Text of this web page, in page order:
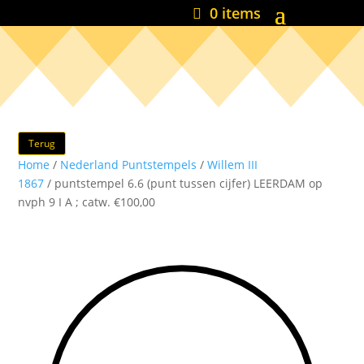
0 items
Terug
Home / Nederland Puntstempels /Willem III
1867 / puntstempel 6.6 (punt tussen cijfer) LEERDAM op
nvph 9 I A ; catw. €100,00